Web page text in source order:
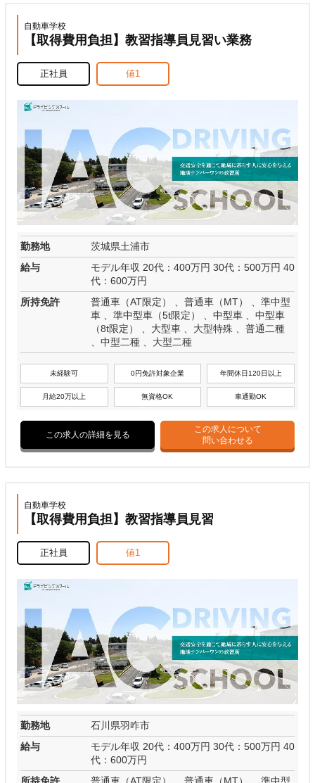
自動車学校
【取得費用負担】教習指導員見習い業務
正社員 値1
勤務地
茨城県土浦市
給与
モデル年収 20代：400万円 30代：500万円 40
代：600万円
所持免許
普通車（AT限定） 、普通車（MT） 、準中型
車 、準中型車（5t限定） 、中型車 、中型車
（8t限定） 、大型車 、大型特殊 、普通二種
、中型二種 、大型二種
未経験可 0円免許対象企業 年間休日120日以上
月給20万以上 無資格OK 車通勤OK
この求人の詳細を見る
この求人について
問い合わせる
自動車学校
【取得費用負担】教習指導員見習
正社員 値1
勤務地
石川県羽咋市
給与
モデル年収 20代：400万円 30代：500万円 40
代：600万円